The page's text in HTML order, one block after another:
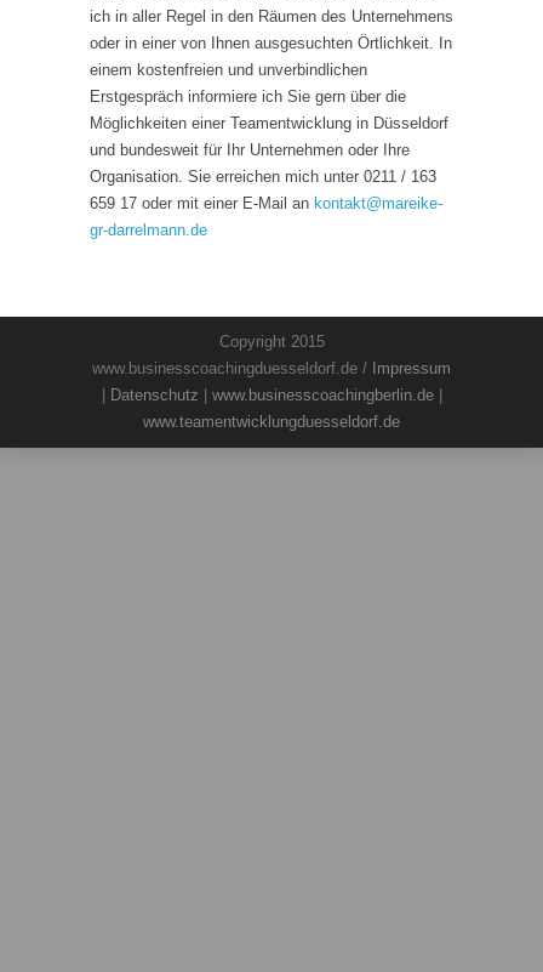
ich in aller Regel in den Räumen des Unternehmens
oder in einer von Ihnen ausgesuchten Örtlichkeit. In
einem kostenfreien und unverbindlichen
Erstgespräch informiere ich Sie gern über die
Möglichkeiten einer Teamentwicklung in Düsseldorf
und bundesweit für Ihr Unternehmen oder Ihre
Organisation. Sie erreichen mich unter 0211 / 163
659 17 oder mit einer E-Mail an kontakt@mareike-
gr-darrelmann.de
Copyright 2015
www.businesscoachingduesseldorf.de / Impressum
Datenschutz www.businesscoachingberlin.de|
www.teamentwicklungduesseldorf.de